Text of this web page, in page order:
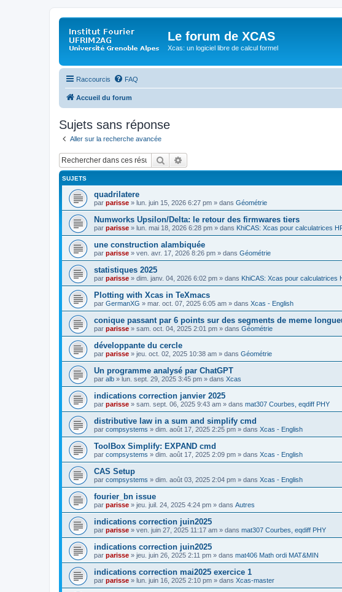
Le forum de XCAS
Xcas: un logiciel libre de calcul formel
Raccourcis FAQ
Accueil du forum
Sujets sans réponse
Aller sur la recherche avancée
Rechercher
SUJETS
quadrilatere
par parisse » lun. juin 15, 2026 6:27 pm » dans Géométrie
Numworks Upsilon/Delta: le retour des firmwares tiers
par parisse » lun. mai 18, 2026 6:28 pm » dans KhiCAS: Xcas pour calculatrices
une construction alambiquée
par parisse » ven. avr. 17, 2026 8:26 pm » dans Géométrie
statistiques 2025
par parisse » dim. janv. 04, 2026 6:02 pm » dans KhiCAS: Xcas pour calculatrices
Plotting with Xcas in TeXmacs
par GermanXG » mar. oct. 07, 2025 6:05 am » dans Xcas - English
conique passant par 6 points sur des segments de meme
par parisse » sam. oct. 04, 2025 2:01 pm » dans Géométrie
développante du cercle
par parisse » jeu. oct. 02, 2025 10:38 am » dans Géométrie
Un programme analysé par ChatGPT
par alb » lun. sept. 29, 2025 3:45 pm » dans Xcas
indications correction janvier 2025
par parisse » sam. sept. 06, 2025 9:43 am » dans mat307 Courbes, eqdiff PHY
distributive law in a sum and simplify cmd
par compsystems » dim. août 17, 2025 2:25 pm » dans Xcas - English
ToolBox Simplify: EXPAND cmd
par compsystems » dim. août 17, 2025 2:09 pm » dans Xcas - English
CAS Setup
par compsystems » dim. août 03, 2025 2:04 pm » dans Xcas - English
fourier_bn issue
par parisse » jeu. juil. 24, 2025 4:24 pm » dans Autres
indications correction juin2025
par parisse » ven. juin 27, 2025 11:17 am » dans mat307 Courbes, eqdiff PHY
indications correction juin2025
par parisse » jeu. juin 26, 2025 2:11 pm » dans mat406 Math ordi MAT&MIN
indications correction mai2025 exercice 1
par parisse » lun. juin 16, 2025 2:10 pm » dans Xcas-master